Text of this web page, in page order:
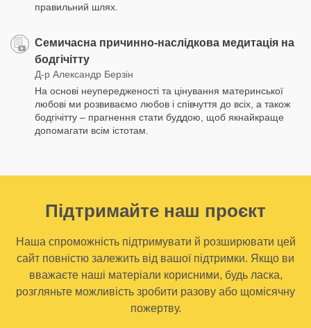
правильний шлях.
Семичасна причинно-наслідкова медитація на
бодгічітту
Д-р Александр Берзін
На основі неупередженості та цінування материнської
любові ми розвиваємо любов і співчуття до всіх, а також
бодгічітту – прагнення стати буддою, щоб якнайкраще
допомагати всім істотам.
Підтримайте наш проєкт
Наша спроможність підтримувати й розширювати цей
сайт повністю залежить від вашої підтримки. Якщо ви
вважаєте наші матеріали корисними, будь ласка,
розгляньте можливість зробити разову або щомісячну
пожертву.